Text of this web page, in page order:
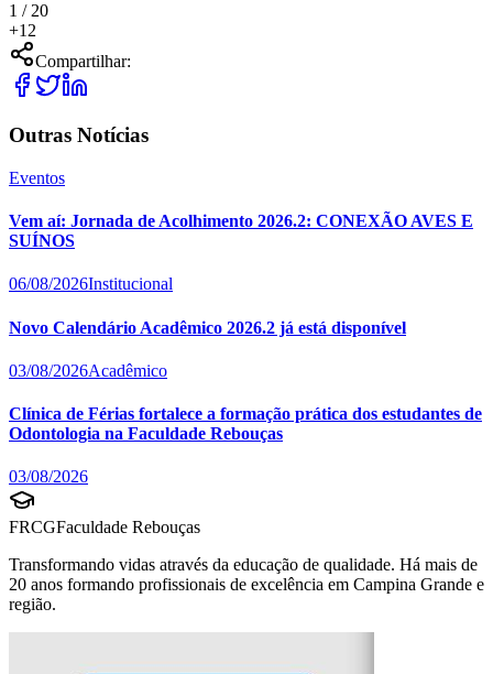
1 / 20
+12
Compartilhar:
Outras Notícias
Eventos
Vem aí: Jornada de Acolhimento 2026.2: CONEXÃO AVES E
SUÍNOS
06/08/2026Institucional
Novo Calendário Acadêmico 2026.2 já está disponível
03/08/2026Acadêmico
Clínica de Férias fortalece a formação prática dos estudantes de
Odontologia na Faculdade Rebouças
03/08/2026
FRCGFaculdade Rebouças
Transformando vidas através da educação de qualidade. Há mais de
20 anos formando profissionais de excelência em Campina Grande e
região.